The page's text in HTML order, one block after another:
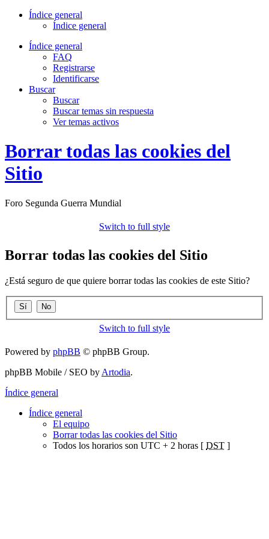
Índice general
Índice general
Índice general
FAQ
Registrarse
Identificarse
Buscar
Buscar
Buscar temas sin respuesta
Ver temas activos
Borrar todas las cookies del
Sitio
Foro Segunda Guerra Mundial
Switch to full style
Borrar todas las cookies del Sitio
¿Está seguro de que quiere borrar todas las cookies de este Sitio?
Switch to full style
Powered by phpBB © phpBB Group.
phpBB Mobile / SEO by Artodia.
Índice general
Índice general
El equipo
Borrar todas las cookies del Sitio
Todos los horarios son UTC + 2 horas [ DST ]